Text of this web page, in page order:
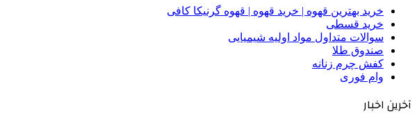
خرید بهترین قهوه | خرید قهوه | قهوه گرنیکا کافی
خرید قسطی
سوالات متداول مواد اولیه شیمیایی
صندوق طلا
کفش چرم زنانه
وام فوری
آخرین اخبار